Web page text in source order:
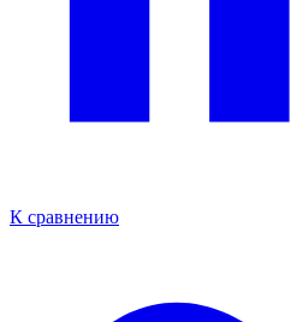
К сравнению